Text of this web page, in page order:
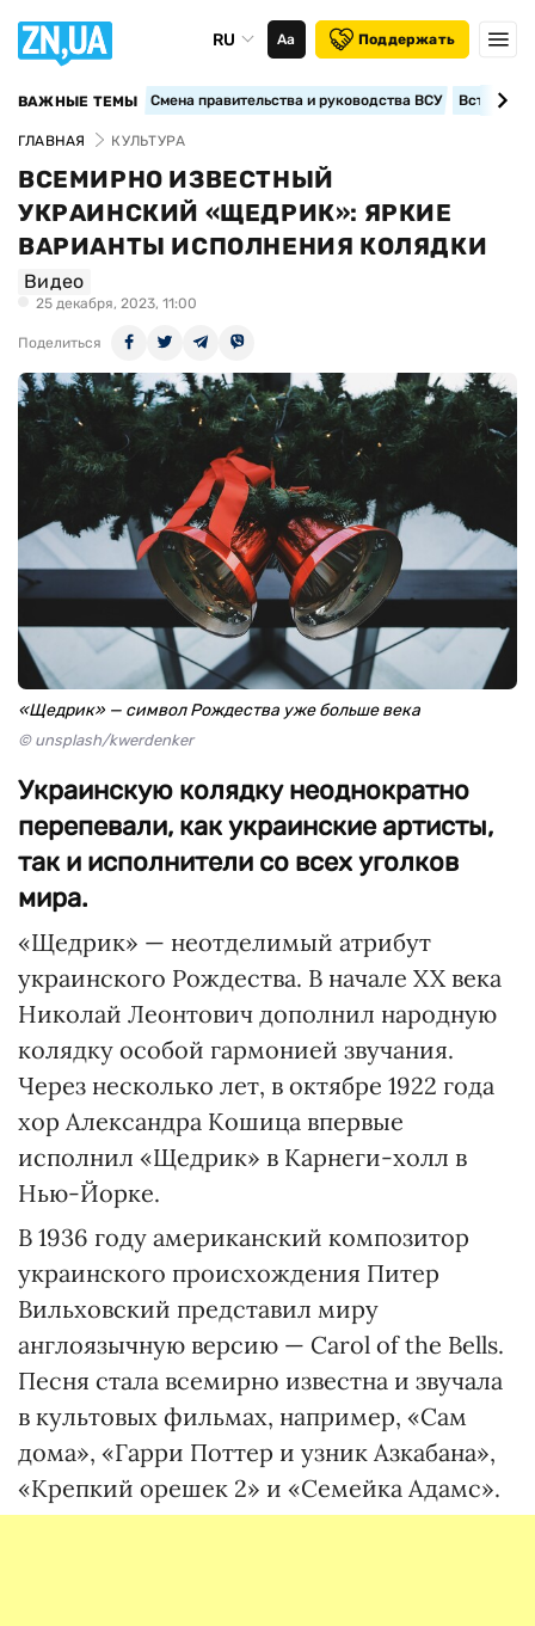
RU Аа Поддержать
ВАЖНЫЕ ТЕМЫ Смена правительства и руководства ВСУ
ГЛАВНАЯ КУЛЬТУРА
ВСЕМИРНО ИЗВЕСТНЫЙ
УКРАИНСКИЙ «ЩЕДРИК»: ЯРКИЕ
ВАРИАНТЫ ИСПОЛНЕНИЯ КОЛЯДКИ
Видео
25 декабря, 2023, 11:00
Поделиться
«Щедрик» — символ Рождества уже больше века
© unsplash/kwerdenker
Украинскую колядку неоднократно
перепевали, как украинские артисты,
так и исполнители со всех уголков
мира.
«Щедрик» — неотделимый атрибут
украинского Рождества. В начале XX века
Николай Леонтович дополнил народную
колядку особой гармонией звучания.
Через несколько лет, в октябре 1922 года
хор Александра Кошица впервые
исполнил «Щедрик» в Карнеги-холл в
Нью-Йорке.
В 1936 году американский композитор
украинского происхождения Питер
Вильховский представил миру
англоязычную версию — Carol of the Bells.
Песня стала всемирно известна и звучала
в культовых фильмах, например, «Сам
дома», «Гарри Поттер и узник Азкабана»,
«Крепкий орешек 2» и «Семейка Адамс».